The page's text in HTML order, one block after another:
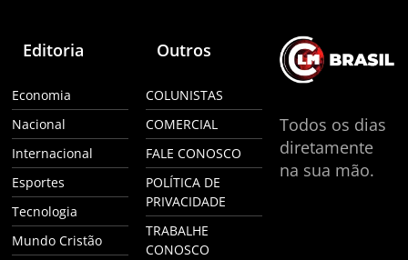
Editoria
Economia
Nacional
Internacional
Esportes
Tecnologia
Mundo Cristão
Outros
COLUNISTAS
COMERCIAL
FALE CONOSCO
POLÍTICA DE
PRIVACIDADE
TRABALHE
CONOSCO
Todos os dias
diretamente
na sua mão.